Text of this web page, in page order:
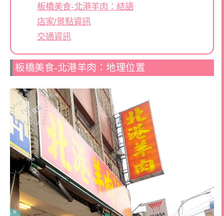
板橋美食-北港羊肉：結語
店家/景點資訊
交通資訊
板橋美食-北港羊肉：地理位置